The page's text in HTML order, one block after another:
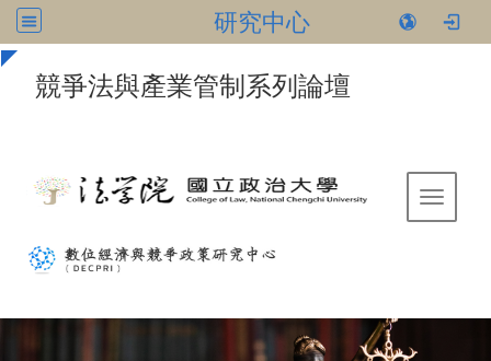
研究中心
競爭法與產業管制系列論壇
Toggle